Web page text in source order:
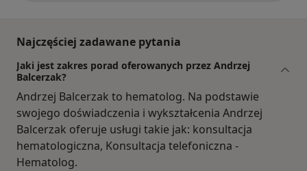
Najczęściej zadawane pytania
Jaki jest zakres porad oferowanych przez Andrzej
Balcerzak?
Andrzej Balcerzak to hematolog. Na podstawie
swojego doświadczenia i wykształcenia Andrzej
Balcerzak oferuje usługi takie jak: konsultacja
hematologiczna, Konsultacja telefoniczna -
Hematolog.